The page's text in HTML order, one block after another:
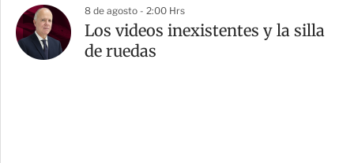
8 de agosto - 2:00 Hrs
Los videos inexistentes y la silla
de ruedas